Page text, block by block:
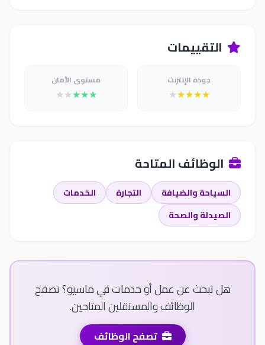
التقييمات
جودة الإنترنت
★
★
★
★
★
مستوى الأمان
★
★
★
★
★
الوظائف المتاحة
السياحة والضيافة التجارة
الخدمات
الصيدلة والصحة
هل تبحث عن عمل أو خدمات في ماسيو؟ تصفح
الوظائف والمستقلين المتاحين.
تصفح الوظائف